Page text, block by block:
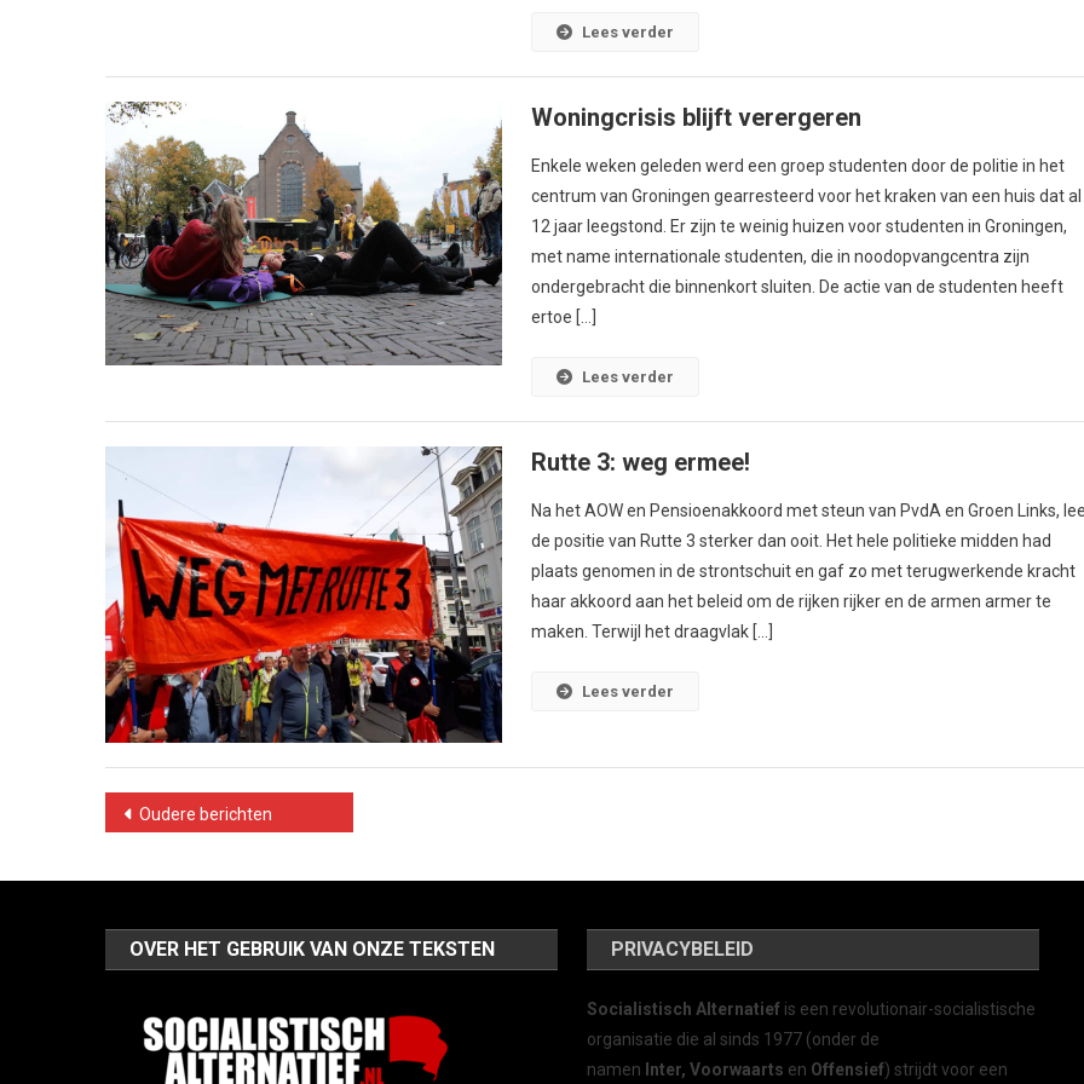
Lees verder
Woningcrisis blijft verergeren
Enkele weken geleden werd een groep studenten door de politie in het
centrum van Groningen gearresteerd voor het kraken van een huis dat al
12 jaar leegstond. Er zijn te weinig huizen voor studenten in Groningen,
met name internationale studenten, die in noodopvangcentra zijn
ondergebracht die binnenkort sluiten. De actie van de studenten heeft
ertoe […]
Lees verder
Rutte 3: weg ermee!
Na het AOW en Pensioenakkoord met steun van PvdA en Groen Links,
de positie van Rutte 3 sterker dan ooit. Het hele politieke midden had
plaats genomen in de strontschuit en gaf zo met terugwerkende kracht
haar akkoord aan het beleid om de rijken rijker en de armen armer te
maken. Terwijl het draagvlak […]
Lees verder
Berichtennavigatie
Oudere berichten
OVER HET GEBRUIK VAN ONZE TEKSTEN PRIVACYBELEID
Socialistisch Alternatief is een revolutionair-socialistische
organisatie die al sinds 1977 (onder de
namen Inter, Voorwaarts en Offensief) strijdt voor een